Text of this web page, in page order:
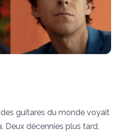
guitares du monde voyait
Deux décennies plus tard,